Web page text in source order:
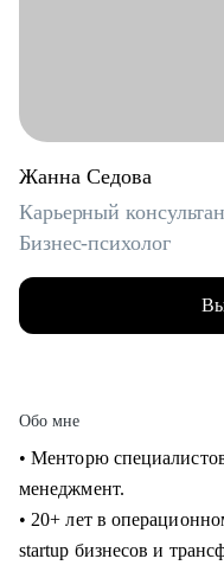
Жанна Седова
Карьерный
Бизнес-психолог
Обо мне
• Менторю
менеджмент.
• 20+ лет в
startup бизнесов и